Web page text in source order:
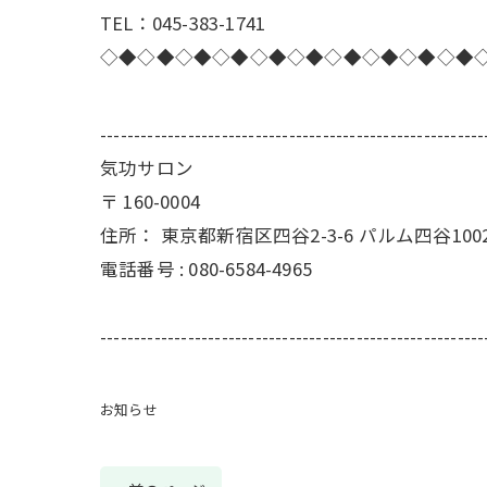
TEL：045-383-1741
気功サロン
〒 160-0004
住所： 東京都新宿区四谷2-3-6 パルム四谷
電話番号 : 080-6584-4965
お知らせ